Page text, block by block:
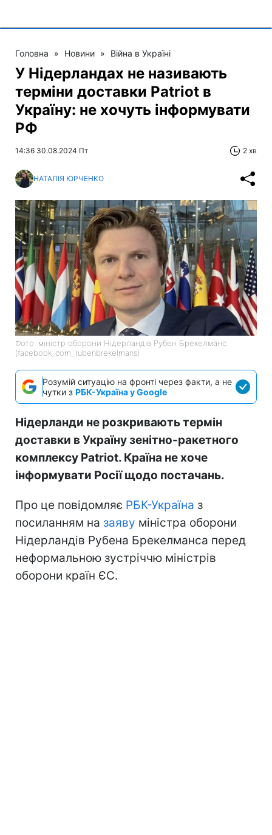
Головна » Новини » Війна в Україні
У Нідерландах не називають
терміни доставки Patriot в
Україну: не хочуть інформувати
РФ
14:36 30.08.2024 Пт 2 хв
НАТАЛІЯ ЮРЧЕНКО
Фото: міністр оборони Нідерландів Рубен Брекелманс
(facebook_com_rubenbrekelmans)
Розумій ситуацію на фронті через факти, а не
чутки з РБК-Україна у Google
Нідерланди не розкривають термін
доставки в Україну зенітно-ракетного
комплексу Patriot. Країна не хоче
інформувати Росії щодо постачань.
Про це повідомляє РБК-Україна з
посиланням на заяву міністра оборони
Нідерландів Рубена Брекелманса перед
неформальною зустріччю міністрів
оборони країн ЄС.